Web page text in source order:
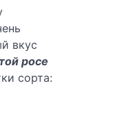
вкус
росе
сорта: